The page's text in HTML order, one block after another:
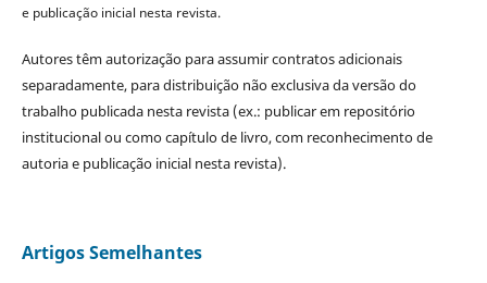
e publicação inicial nesta revista.
Autores têm autorização para assumir contratos adicionais
separadamente, para distribuição não exclusiva da versão do
trabalho publicada nesta revista (ex.: publicar em repositório
institucional ou como capítulo de livro, com reconhecimento de
autoria e publicação inicial nesta revista).
Artigos Semelhantes